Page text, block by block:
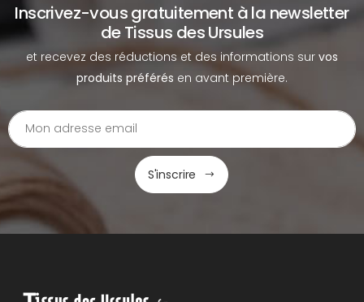
Inscrivez-vous gratuitement à la newsletter
de Tissus des Ursules
et recevez des réductions et des informations sur vos
produits préférés en avant première.
S'inscrire